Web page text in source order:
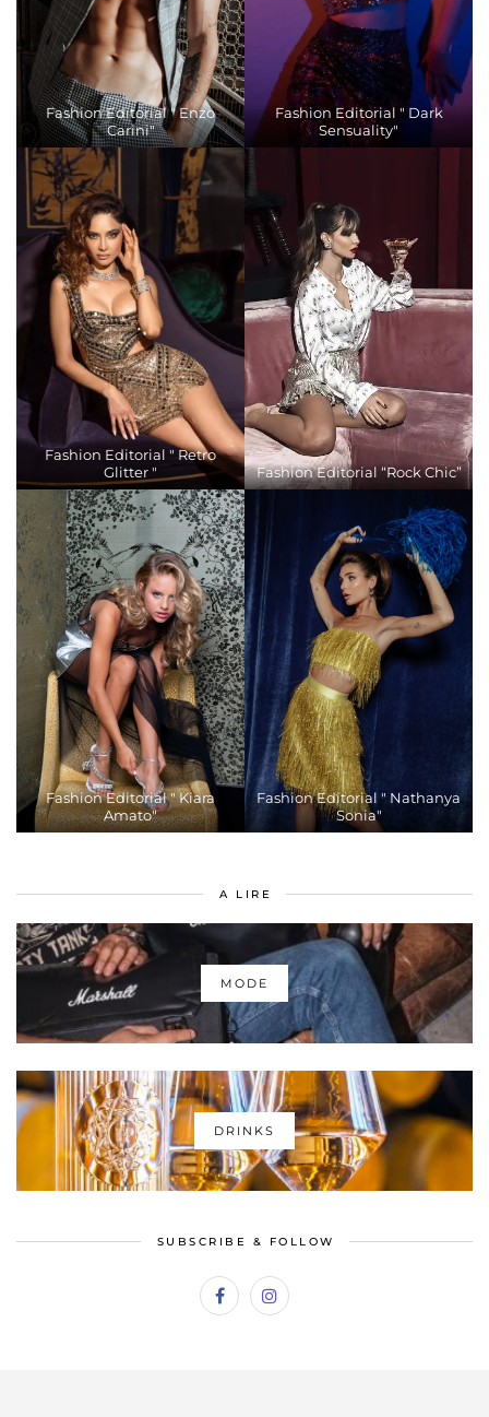
Fashion Editorial " Enzo
Carini"
Fashion Editorial " Dark
Sensuality"
Fashion Editorial " Retro
Glitter "
Fashion Editorial “Rock Chic”
Fashion Editorial " Kiara
Amato"
Fashion Editorial " Nathanya
Sonia"
A LIRE
MODE
DRINKS
SUBSCRIBE & FOLLOW